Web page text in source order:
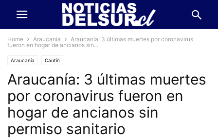
Home Araucanía
Araucanía: 3 últimas muertes por coronavirus
fueron en hogar de ancianos sin...
Araucanía Cautín
Araucanía: 3 últimas muertes
por coronavirus fueron en
hogar de ancianos sin
permiso sanitario